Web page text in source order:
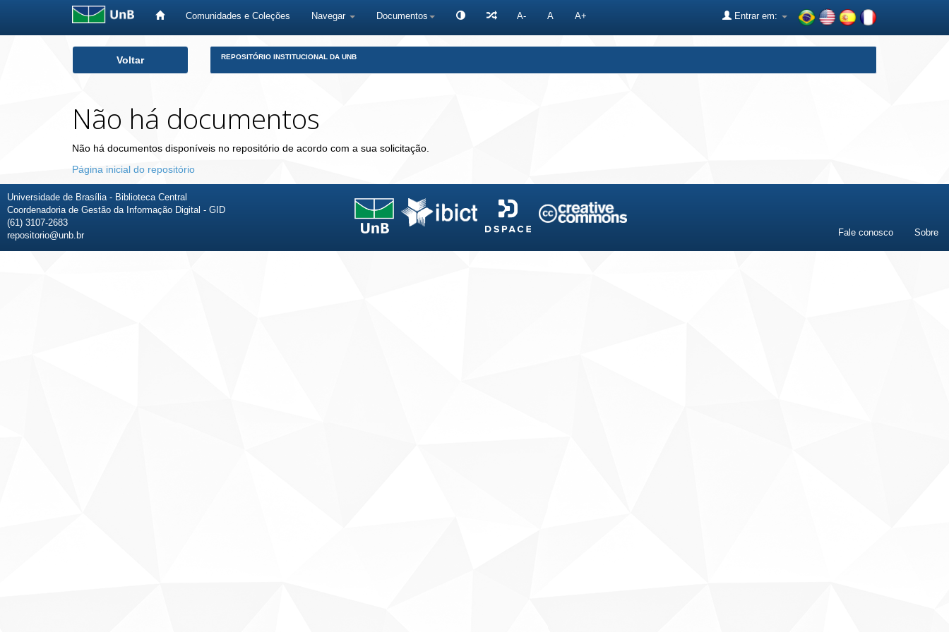
Comunidades e Coleções Navegar Documentos A- A A+ Entrar em:
Voltar REPOSITÓRIO INSTITUCIONAL DA UNB
Não há documentos
Não há documentos disponíveis no repositório de acordo com a sua solicitação.
Página inicial do repositório
Universidade de Brasília - Biblioteca Central
Coordenadoria de Gestão da Informação Digital - GID
(61) 3107-2683
repositorio@unb.br
Fale conosco Sobre